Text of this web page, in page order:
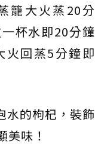
籠大火蒸20分
杯水即20分鐘
火回蒸5分鐘即
水的枸杞，裝飾
美味！